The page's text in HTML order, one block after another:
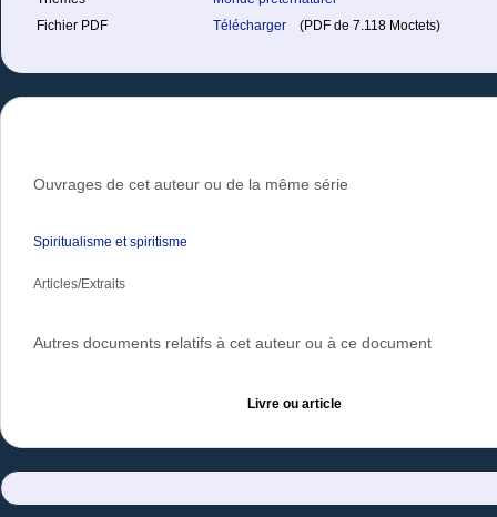
Fichier PDF
Télécharger (PDF de 7.118 Moctets)
Ouvrages de cet auteur ou de la même série
Spiritualisme et spiritisme
Articles/Extraits
Autres documents relatifs à cet auteur ou à ce document
Livre ou article